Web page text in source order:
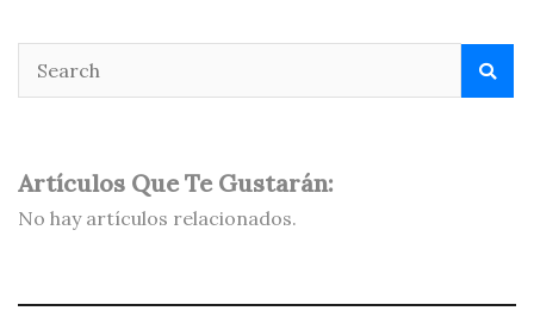
Artículos Que Te Gustarán:
No hay artículos relacionados.